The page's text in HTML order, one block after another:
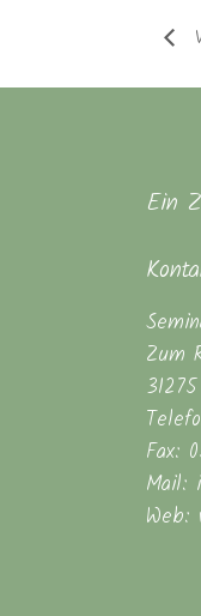
Ein
Zum
Fax:
Mail:
Web: